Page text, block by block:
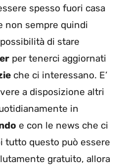
spesso fuori casa
non sempre quindi
di stare
per tenerci aggiornati
che ci interessano. E’
a disposizione altri
in
e con le news che ci
tutto questo può essere
gratuito, allora